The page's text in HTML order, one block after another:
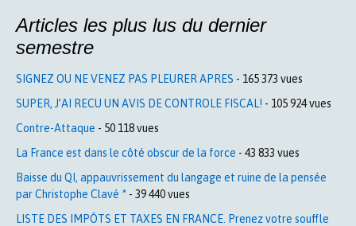
Articles les plus lus du dernier
semestre
SIGNEZ OU NE VENEZ PAS PLEURER APRES - 165 373 vues
SUPER, J’AI RECU UN AVIS DE CONTROLE FISCAL! - 105 924 vues
Contre-Attaque - 50 118 vues
La France est dans le côté obscur de la force - 43 833 vues
Baisse du QI, appauvrissement du langage et ruine de la pensée
par Christophe Clavé * - 39 440 vues
LISTE DES IMPÔTS ET TAXES EN FRANCE. Prenez votre souffle